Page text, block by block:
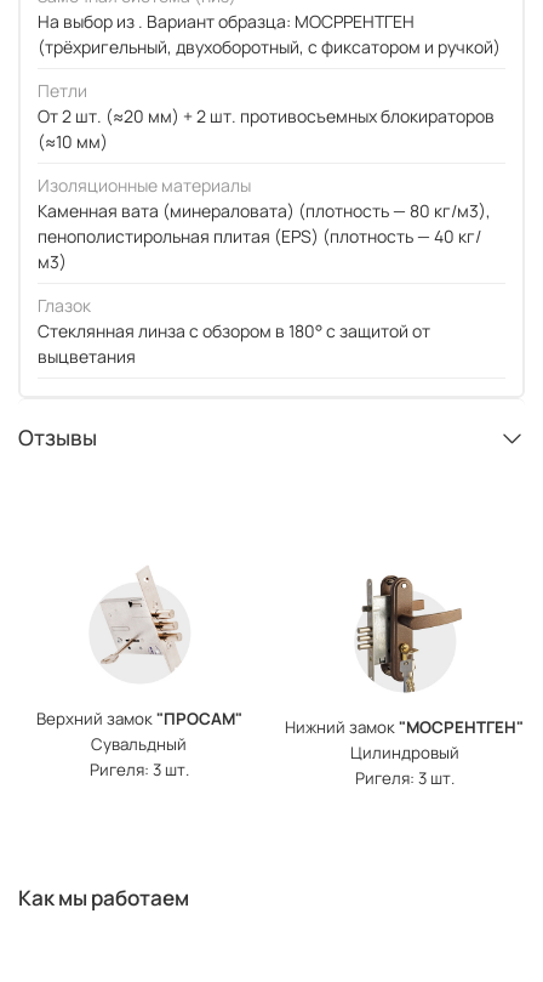
На выбор из . Вариант образца: МОСРРЕНТГЕН
(трёхригельный, двухоборотный, с фиксатором и ручкой)
Петли
От 2 шт. (≈20 мм) + 2 шт. противосъемных блокираторов
(≈10 мм)
Изоляционные материалы
Каменная вата (минераловата) (плотность — 80 кг/м3),
пенополистирольная плитая (EPS) (плотность — 40 кг/
м3)
Глазок
Стеклянная линза с обзором в 180° с защитой от
выцветания
Отзывы
Верхний замок"ПРОСАМ"
Сувальдный
Ригеля: 3 шт.
Нижний замок"МОСРЕНТГЕН"
Цилиндровый
Ригеля: 3 шт.
Как мы работаем